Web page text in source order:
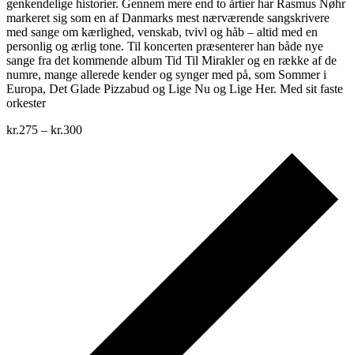
genkendelige historier. Gennem mere end to årtier har Rasmus Nøhr
markeret sig som en af Danmarks mest nærværende sangskrivere
med sange om kærlighed, venskab, tvivl og håb – altid med en
personlig og ærlig tone. Til koncerten præsenterer han både nye
sange fra det kommende album Tid Til Mirakler og en række af de
numre, mange allerede kender og synger med på, som Sommer i
Europa, Det Glade Pizzabud og Lige Nu og Lige Her. Med sit faste
orkester
kr.275 – kr.300